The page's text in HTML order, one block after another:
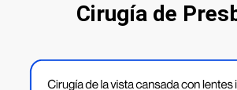
Cirugía de